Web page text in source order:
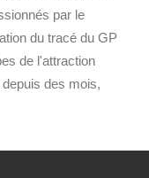
par le
du tracé du GP
de l'attraction
des mois,